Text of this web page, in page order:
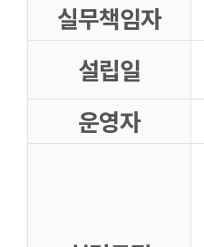
실무책임자
설립일
운영자